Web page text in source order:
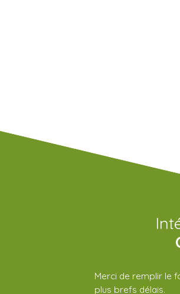
Merci de remplir le
plus brefs délais.